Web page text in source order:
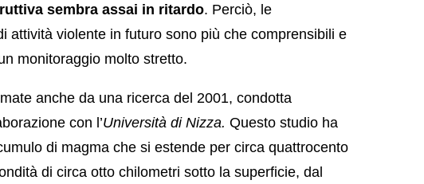
sembra assai in ritardo. Perciò, le
attività violente in futuro sono più che comprensibili e
monitoraggio molto stretto.
anche da una ricerca del 2001, condotta
con l’Università di Nizza. Questo studio ha
di magma che si estende per circa quattrocento
di circa otto chilometri sotto la superficie, dal